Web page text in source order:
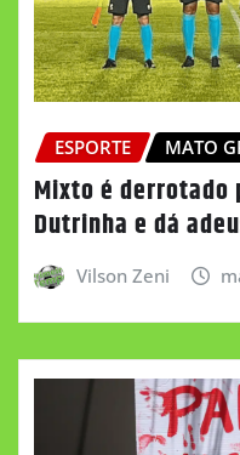
ESPORTE MATO
Mixto é derrotado
Dutrinha e dá
Vilson Zeni